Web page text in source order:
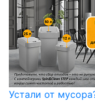
Устали от